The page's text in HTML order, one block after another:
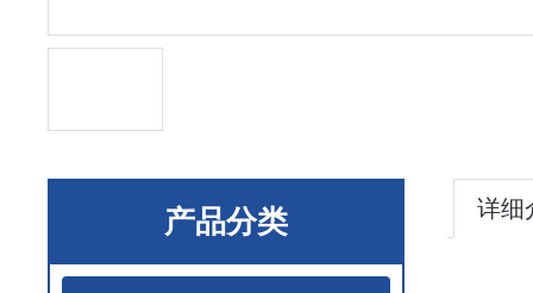
产品分类 详细